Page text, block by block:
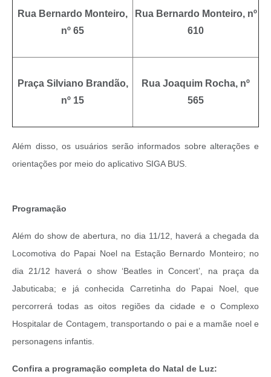
Rua Bernardo Monteiro,
nº 65
Rua Bernardo Monteiro, nº
610
Praça Silviano Brandão,
nº 15
Rua Joaquim Rocha, nº
565
Além disso, os usuários serão informados sobre alterações e
orientações por meio do aplicativo SIGA BUS.
Programação
Além do show de abertura, no dia 11/12, haverá a chegada da
Locomotiva do Papai Noel na Estação Bernardo Monteiro; no
dia 21/12 haverá o show ‘Beatles in Concert’, na praça da
Jabuticaba; e já conhecida Carretinha do Papai Noel, que
percorrerá todas as oitos regiões da cidade e o Complexo
Hospitalar de Contagem, transportando o pai e a mamãe noel e
personagens infantis.
Confira a programação completa do Natal de Luz: